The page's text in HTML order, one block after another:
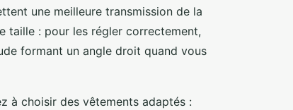
une meilleure transmission de la
taille : pour les régler correctement,
formant un angle droit quand vous
à choisir des vêtements adaptés :